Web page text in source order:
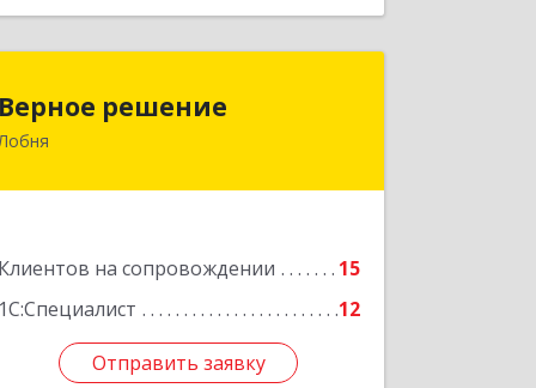
Верное решение
Лобня
Клиентов на сопровождении
15
1С:Специалист
12
Отправить заявку
Отправить заявку